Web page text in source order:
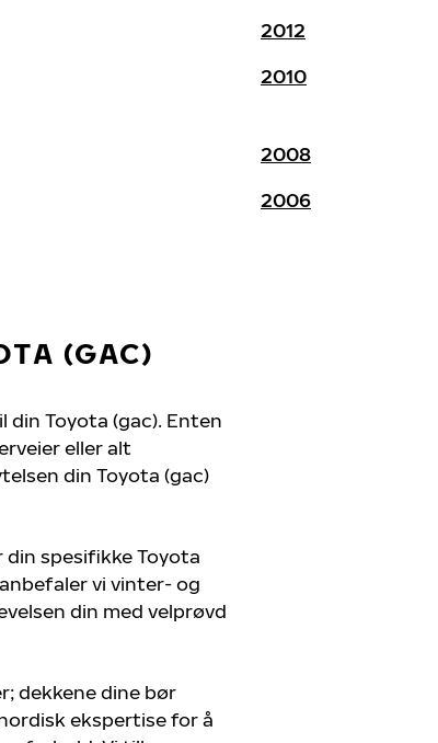
2012
2010
2008
2006
(GAC)
Toyota (gac). Enten
eller alt
din Toyota (gac)
spesifikke Toyota
vi vinter- og
din med velprøvd
dekkene dine bør
ekspertise for å